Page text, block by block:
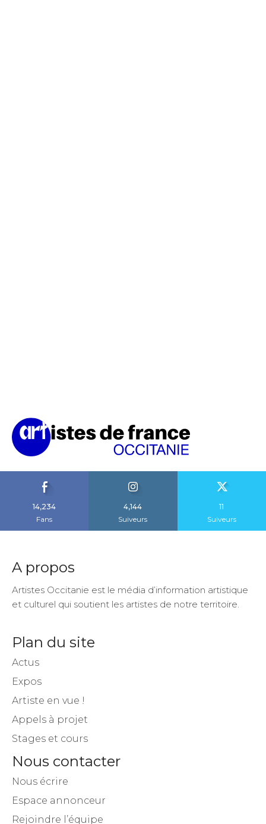
14,234
Fans
4,144
Suiveurs
11
Suiveurs
A propos
Artistes Occitanie est le média d’information artistique
et culturel qui soutient les artistes de notre territoire.
Plan du site
Actus
Expos
Artiste en vue !
Appels à projet
Stages et cours
Nous contacter
Nous écrire
Espace annonceur
Rejoindre l’équipe